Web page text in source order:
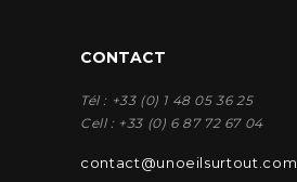
CONTACT
Tél : +33 (0) 1 48 05 36 25
Cell : +33 (0) 6 87 72 67 04
contact@unoeilsurtout.com